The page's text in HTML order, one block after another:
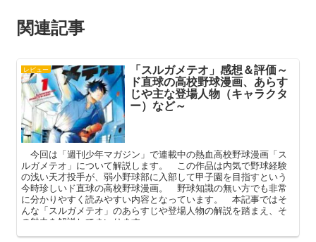
関連記事
レビュー 「スルガメテオ」感想＆評価～
ド直球の高校野球漫画、あらす
じや主な登場人物（キャラクタ
ー）など～
今回は「週刊少年マガジン」で連載中の熱血高校野球漫画「ス
ルガメテオ」について解説します。 この作品は内気で野球経験
の浅い天才投手が、弱小野球部に入部して甲子園を目指すという
今時珍しいド直球の高校野球漫画。 野球知識の無い方でも非常
に分かりやすく読みやすい内容となっています。 本記事ではそ
んな「スルガメテオ」のあらすじや登場人物の解説を踏まえ、そ
の魅力を解説してまいります。